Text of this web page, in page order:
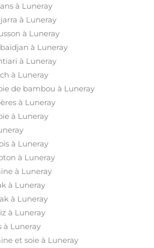
à Luneray
à Luneray
à Luneray
à Luneray
à Luneray
à Luneray
de bambou à Luneray
à Luneray
à Luneray
à Luneray
à Luneray
à Luneray
à Luneray
à Luneray
à Luneray
à Luneray
et soie à Luneray